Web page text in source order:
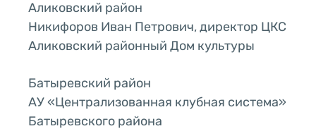
Аликовский район
Никифоров Иван Петрович, директор ЦКС
Аликовский районный Дом культуры
Батыревский район
АУ «Централизованная клубная система»
Батыревского района